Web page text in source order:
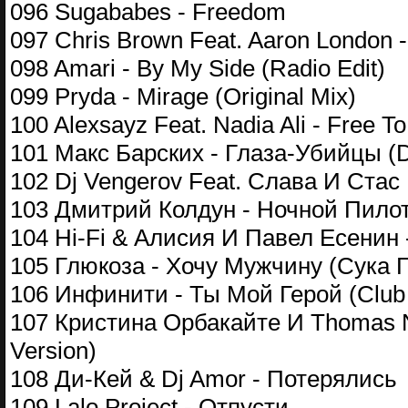
096 Sugababes - Freedom
097 Chris Brown Feat. Aaron
098 Amari - By My Side (Radio Edit)
099 Pryda - Mirage (Original Mix)
100 Alexsayz Feat. Nadia Ali - Free
101 Макс Барских - Глаза-Убийцы
102 Dj Vengerov Feat. Слава И
103 Дмитрий Колдун - Ночной
104 Hi-Fi & Алисия И Павел
105 Глюкоза - Хочу Мужчину (Сука
106 Инфинити - Ты Мой Герой
107 Кристина Орбакайте И
Version)
108 Ди-Кей & Dj Amor - Потерялись